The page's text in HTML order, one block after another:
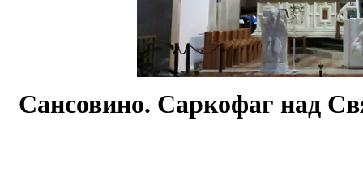
Сансовино. Саркофаг над